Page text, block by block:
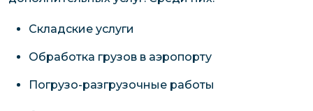
Складские услуги
Обработка грузов в аэропорту
Погрузо-разгрузочные работы